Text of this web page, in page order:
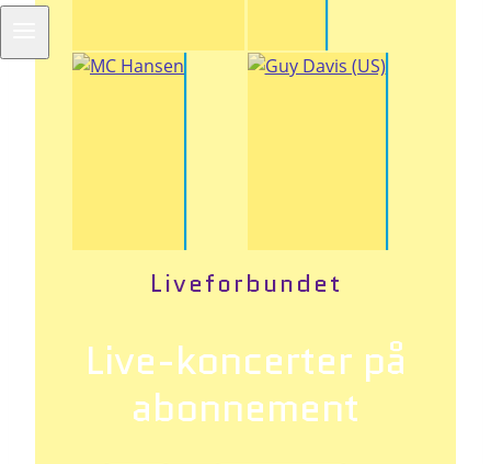
Liveforbundet
Live-koncerter på
abonnement